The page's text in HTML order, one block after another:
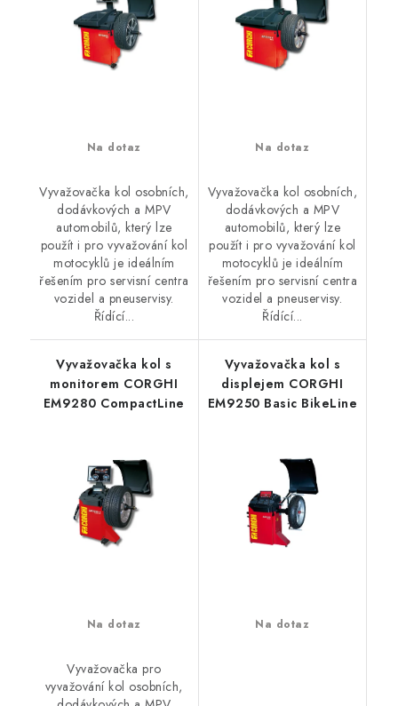
Na dotaz
Vyvažovačka kol osobních,
dodávkových a MPV
automobilů, který lze
použít i pro vyvažování kol
motocyklů je ideálním
řešením pro servisní centra
vozidel a pneuservisy.
Řídící...
Na dotaz
Vyvažovačka kol osobních,
dodávkových a MPV
automobilů, který lze
použít i pro vyvažování kol
motocyklů je ideálním
řešením pro servisní centra
vozidel a pneuservisy.
Řídící...
Vyvažovačka kol s
monitorem CORGHI
EM9280 CompactLine
Na dotaz
Vyvažovačka pro
vyvažování kol osobních,
Vyvažovačka kol s
displejem CORGHI
EM9250 Basic BikeLine
Na dotaz